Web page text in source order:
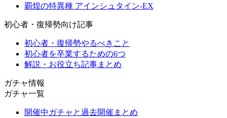
覇煌の特異種 アインシュタイン-EX
初心者・復帰勢向け記事
初心者・復帰勢やるべきこと
初心者を卒業するための6つ
解説・お役立ち記事まとめ
ガチャ情報
ガチャ一覧
開催中ガチャと過去開催まとめ